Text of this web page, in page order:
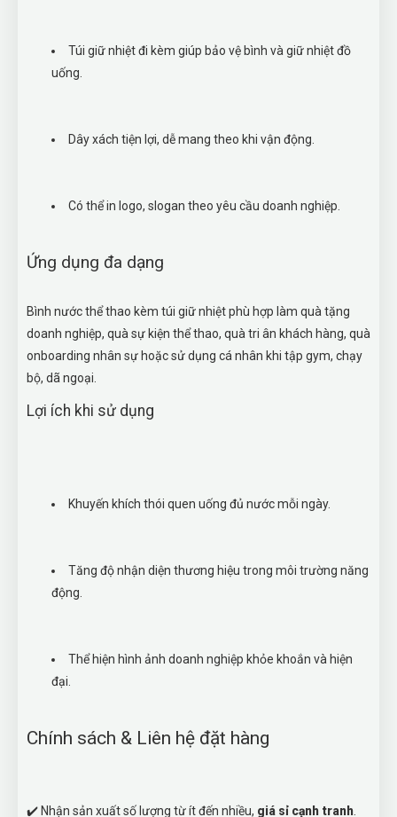
Túi giữ nhiệt đi kèm giúp bảo vệ bình và giữ nhiệt đồ
uống.
Dây xách tiện lợi, dễ mang theo khi vận động.
Có thể in logo, slogan theo yêu cầu doanh nghiệp.
Ứng dụng đa dạng
Bình nước thể thao kèm túi giữ nhiệt phù hợp làm quà tặng
doanh nghiệp, quà sự kiện thể thao, quà tri ân khách hàng, quà
onboarding nhân sự hoặc sử dụng cá nhân khi tập gym, chạy
bộ, dã ngoại.
Lợi ích khi sử dụng
Khuyến khích thói quen uống đủ nước mỗi ngày.
Tăng độ nhận diện thương hiệu trong môi trường năng
động.
Thể hiện hình ảnh doanh nghiệp khỏe khoắn và hiện
đại.
Chính sách & Liên hệ đặt hàng
✔️ Nhận sản xuất số lượng từ ít đến nhiều, giá sỉ cạnh tranh